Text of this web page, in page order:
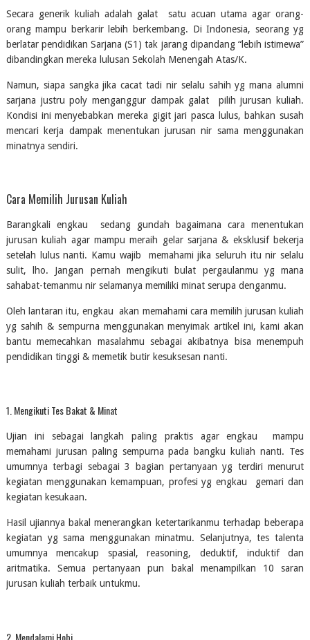
Secara generik kuliah adalah galat  satu acuan utama agar orang-
orang mampu berkarir lebih berkembang. Di Indonesia, seorang yg
berlatar pendidikan Sarjana (S1) tak jarang dipandang “lebih istimewa”
dibandingkan mereka lulusan Sekolah Menengah Atas/K.
Namun, siapa sangka jika cacat tadi nir selalu sahih yg mana alumni
sarjana justru poly menganggur dampak galat  pilih jurusan kuliah.
Kondisi ini menyebabkan mereka gigit jari pasca lulus, bahkan susah
mencari kerja dampak menentukan jurusan nir sama menggunakan
minatnya sendiri.
Cara Memilih Jurusan Kuliah
Barangkali engkau  sedang gundah bagaimana cara menentukan
jurusan kuliah agar mampu meraih gelar sarjana & eksklusif bekerja
setelah lulus nanti. Kamu wajib  memahami jika seluruh itu nir selalu
sulit, lho. Jangan pernah mengikuti bulat pergaulanmu yg mana
sahabat-temanmu nir selamanya memiliki minat serupa denganmu.
Oleh lantaran itu, engkau  akan memahami cara memilih jurusan kuliah
yg sahih & sempurna menggunakan menyimak artikel ini, kami akan
bantu memecahkan masalahmu sebagai akibatnya bisa menempuh
pendidikan tinggi & memetik butir kesuksesan nanti.
1. Mengikuti Tes Bakat & Minat
Ujian ini sebagai langkah paling praktis agar engkau  mampu
memahami jurusan paling sempurna pada bangku kuliah nanti. Tes
umumnya terbagi sebagai 3 bagian pertanyaan yg terdiri menurut
kegiatan menggunakan kemampuan, profesi yg engkau  gemari dan
kegiatan kesukaan.
Hasil ujiannya bakal menerangkan ketertarikanmu terhadap beberapa
kegiatan yg sama menggunakan minatmu. Selanjutnya, tes talenta
umumnya mencakup spasial, reasoning, deduktif, induktif dan
aritmatika. Semua pertanyaan pun bakal menampilkan 10 saran
jurusan kuliah terbaik untukmu.
2. Mendalami Hobi